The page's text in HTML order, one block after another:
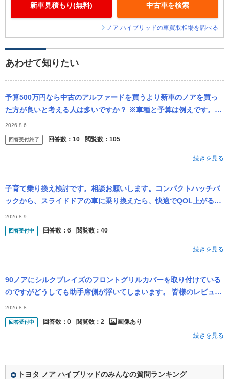
新車見積もり(無料) 中古車を検索
ノア ハイブリッドの車買取相場を調べる
あわせて知りたい
予算500万円なら中古のアルファードを買うより新車のノアを買っ
た方が良いと考える人は多いですか？ ※車種と予算は例えです。新
車と中古どっちを買うかという論点です。
2026.8.6
回答受付終了 回答数： 10 閲覧数： 105
続きを見る
子育て乗り換え検討です。相談お願いします。コンパクトハッチバ
ックから、スライドドアの車に乗り換えたら、快適でQOL上がるで
しょうか？ 地方都市に住んでて、車は一家で1台。スイフトです。
私の通勤に...
2026.8.9
回答受付中 回答数： 6 閲覧数： 40
続きを見る
90ノアにシルクブレイズのフロントグリルカバーを取り付けている
のですがどうしても助手席側が浮いてしまいます。 皆様のレビュー
見ていますと浮くという意見が多いようです。 皆様どのようにとり
つけてい...
2026.8.8
回答受付中 回答数： 0 閲覧数： 2
画像あり
続きを見る
トヨタ ノア ハイブリッドのみんなの質問ランキング